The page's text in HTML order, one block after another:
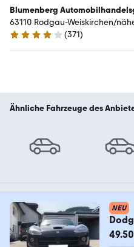
Blumenberg
63110 Rodgau-Weiskirchen/
4.2 Sterne
(371)
Ähnliche Fahrzeuge des
NEU
SRT-